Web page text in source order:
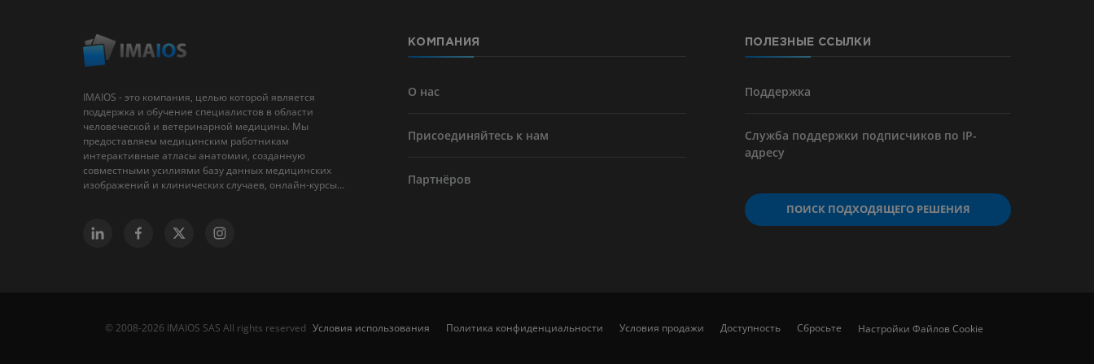
Ангиография артерий
IMAIOS - это компания, целью которой является
поддержка и обучение специалистов в области
человеческой и ветеринарной медицины. Мы
предоставляем медицинским работникам
интерактивные атласы анатомии, созданную
совместными усилиями базу данных медицинских
изображений и клинических случаев, онлайн-курсы...
КОМПАНИЯ
О нас
Присоединяйтесь к нам
Партнёров
ПОЛЕЗНЫЕ ССЫЛКИ
Поддержка
Служба поддержки подписчиков по IP-
адресу
ПОИСК ПОДХОДЯЩЕГО РЕШЕНИЯ
© 2008-2026 IMAIOS SAS All rights reserved Условия использования Политика конфиденциальности Условия продажи Доступность Сбросьте Настройки Файлов Cookie